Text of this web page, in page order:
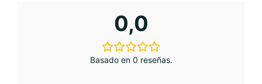
0,0
Basado en 0 reseñas.